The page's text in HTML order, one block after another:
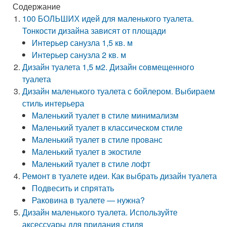
Содержание
100 БОЛЬШИХ идей для маленького туалета.
Тонкости дизайна зависят от площади
Интерьер санузла 1,5 кв. м
Интерьер санузла 2 кв. м
Дизайн туалета 1,5 м2. Дизайн совмещенного
туалета
Дизайн маленького туалета с бойлером. Выбираем
стиль интерьера
Маленький туалет в стиле минимализм
Маленький туалет в классическом стиле
Маленький туалет в стиле прованс
Маленький туалет в экостиле
Маленький туалет в стиле лофт
Ремонт в туалете идеи. Как выбрать дизайн туалета
Подвесить и спрятать
Раковина в туалете — нужна?
Дизайн маленького туалета. Используйте
аксессуары для придания стиля